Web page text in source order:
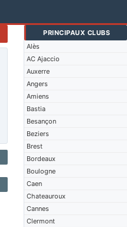
PRINCIPAUX CLUBS
Alès
AC Ajaccio
Auxerre
Angers
Amiens
Bastia
Besançon
Beziers
Brest
Bordeaux
Boulogne
Caen
Chateauroux
Cannes
Clermont